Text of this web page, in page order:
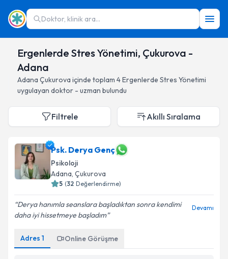
Doktor, klinik ara...
Ergenlerde Stres Yönetimi, Çukurova -
Adana
Adana Çukurova içinde toplam 4Ergenlerde Stres Yönetimi
uygulayan doktor - uzman bulundu
Filtrele Akıllı Sıralama
Psk. Derya Genç
Psikoloji
Adana, Çukurova
5 (32 Değerlendirme)
Derya hanımla seanslara başladıktan sonra kendimi
daha iyi hissetmeye başladım
Devamı
Adres 1 Online Görüşme